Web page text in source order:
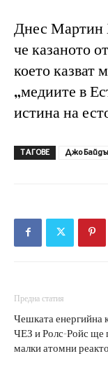
Днес Мартин
че казаното
което
„медиите в
истина на
ТАГОВЕ Джо
Предна статия
Чешката енергийна
ЧЕЗ и Ролс-Ройс ще
малки атомни